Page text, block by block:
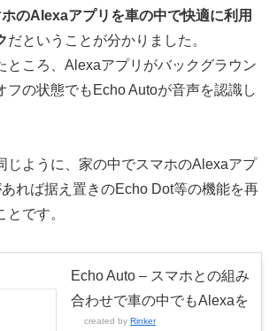
ホのAlexaアプリを車の中で快適に利用
だということが分かりました。
ところ、Alexaアプリがバックグラウン
フの状態でもEcho Autoが音声を認識し
じように、家の中でスマホのAlexaアプ
れば据え置きのEcho Dot等の機能を再
です。
Echo Auto – スマホとの組み
合わせで車の中でもAlexaを
created by Rinker